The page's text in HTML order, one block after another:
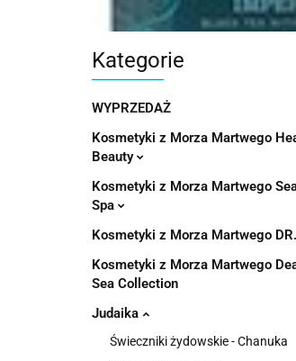
Kategorie
WYPRZEDAŻ
Kosmetyki z Morza Martwego
Beauty
Kosmetyki z Morza Martwego
Spa
Kosmetyki z Morza Martwego
Kosmetyki z Morza Martwego
Sea Collection
Judaika
Świeczniki żydowskie - Chanuka